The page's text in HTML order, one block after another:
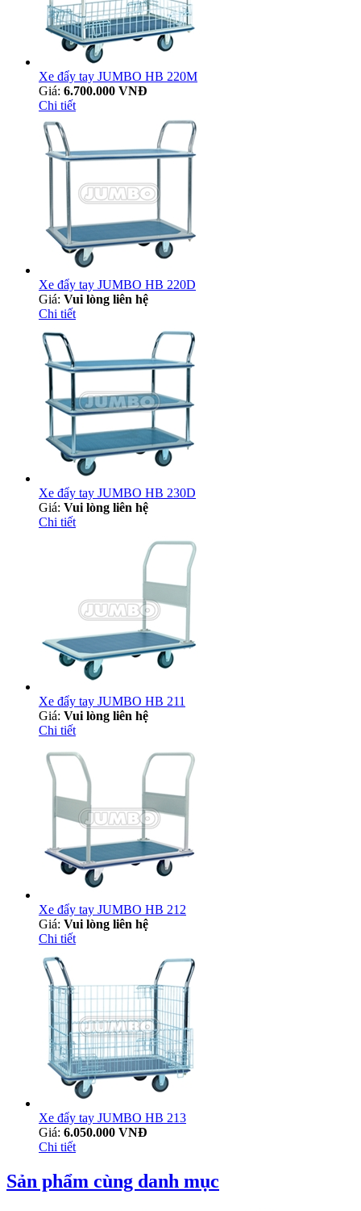
Xe đẩy tay JUMBO HB 220M
Giá: 6.700.000 VNĐ
Chi tiết
Xe đẩy tay JUMBO HB 220D
Giá: Vui lòng liên hệ
Chi tiết
Xe đẩy tay JUMBO HB 230D
Giá: Vui lòng liên hệ
Chi tiết
Xe đẩy tay JUMBO HB 211
Giá: Vui lòng liên hệ
Chi tiết
Xe đẩy tay JUMBO HB 212
Giá: Vui lòng liên hệ
Chi tiết
Xe đẩy tay JUMBO HB 213
Giá: 6.050.000 VNĐ
Chi tiết
Sản phẩm cùng danh mục